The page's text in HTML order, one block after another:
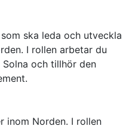
ska leda och utveckla
I rollen arbetar du
och tillhör den
inom Norden. I rollen